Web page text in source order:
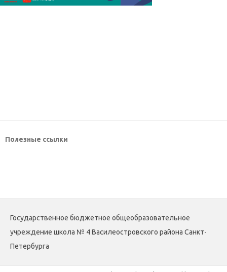
Полезные ссылки
Государственное бюджетное общеобразовательное
учреждение школа № 4 Василеостровского района Санкт-
Петербурга